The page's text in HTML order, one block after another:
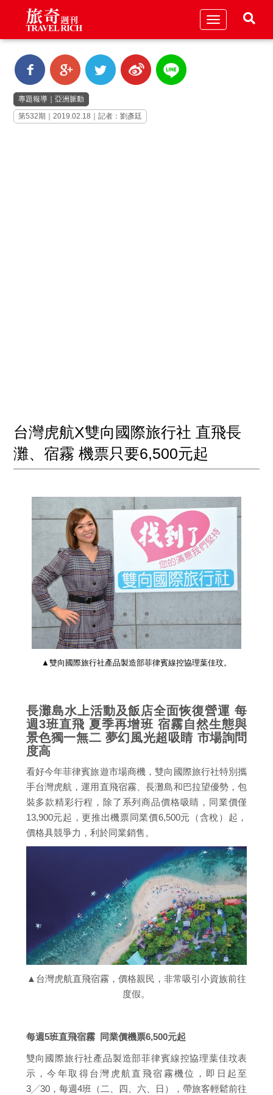
Toggle
專題報導 ｜亞洲脈動
第532期｜2019.02.18｜記者：劉彥廷
台灣虎航X雙向國際旅行社 直飛長
灘、宿霧 機票只要6,500元起
▲雙向國際旅行社產品製造部菲律賓線控協理葉佳玟。
長灘島水上活動及飯店全面恢復營運 每
週3班直飛 夏季再增班 宿霧自然生態與
景色獨一無二 夢幻風光超吸睛 市場詢問
度高
看好今年菲律賓旅遊市場商機，雙向國際旅行社特別攜
手台灣虎航，運用直飛宿霧、長灘島和巴拉望優勢，包
裝多款精彩行程，除了系列商品價格吸睛，同業價僅
13,900元起，更推出機票同業價6,500元（含稅）起，
價格具競爭力，利於同業銷售。
▲台灣虎航直飛宿霧，價格親民，非常吸引小資族前往
度假。
每週5班直飛宿霧 同業價機票6,500元起
雙向國際旅行社產品製造部菲律賓線控協理葉佳玟表
示，今年取得台灣虎航直飛宿霧機位，即日起至
3╱30，每週4班（二、四、六、日），帶旅客輕鬆前往